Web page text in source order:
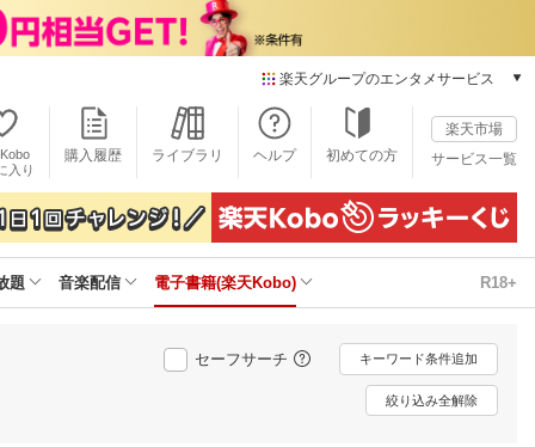
楽天グループのエンタメサービス
本/ゲーム/CD/DVD
楽天ブックス
電子書籍
楽天Kobo
雑誌読み放題
楽天ミュージック
動画配信
楽天TV
動画配信ガイド
入り
購入履歴 ライブラリ ヘルプ 初めての方
楽天市場
サービス一覧
題 音楽配信 電子書籍(楽天Kobo) R18+
セーフサーチ キーワード条件追加
絞り込み全解除